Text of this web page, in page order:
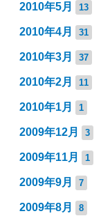
2010年5月 13
2010年4月 31
2010年3月 37
2010年2月 11
2010年1月 1
2009年12月 3
2009年11月 1
2009年9月 7
2009年8月 8